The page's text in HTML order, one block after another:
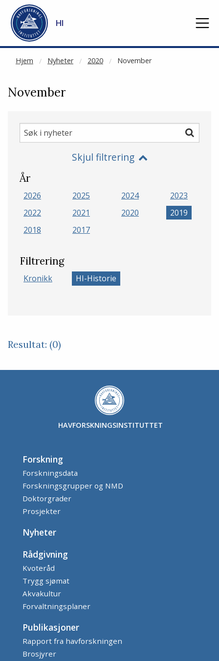
Gå til hovedinnhold
HI
Hjem Nyheter 2020 November
NOT CACHED
November
Søk
i
Søk
Skjul filtrering
År
2026 2025 2024
2023
2022
2021 2020
2019
2018
2017
Filtrering
Kronikk HI-Historie
Resultat: (0)
HAVFORSKNINGSINSTITUTTET
Forskning
Forskningsdata
Forskningsgrupper og NMD
Doktorgrader
Prosjekter
Nyheter
Rådgivning
Kvoteråd
Trygg sjømat
Akvakultur
Forvaltningsplaner
Publikasjoner
Rapport fra havforskningen
Brosjyrer